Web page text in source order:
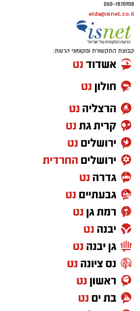
050-7870908
elda@isnet.co.il
קבוצת התקשורת ומקומוני הרשת: